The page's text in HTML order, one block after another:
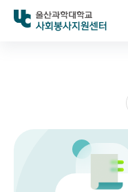
사회봉사지원센터